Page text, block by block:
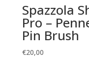
Spazzola
Pro –
Pin Brush
€20,00